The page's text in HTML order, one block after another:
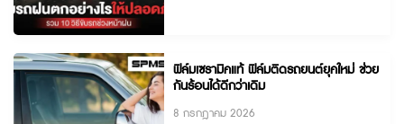
ฟิล์มเซรามิคแท้ ฟิล์มติดรถยนต์ยุคใหม่ ช่วย
กันร้อนได้ดีกว่าเดิม
8 กรกฎาคม 2026